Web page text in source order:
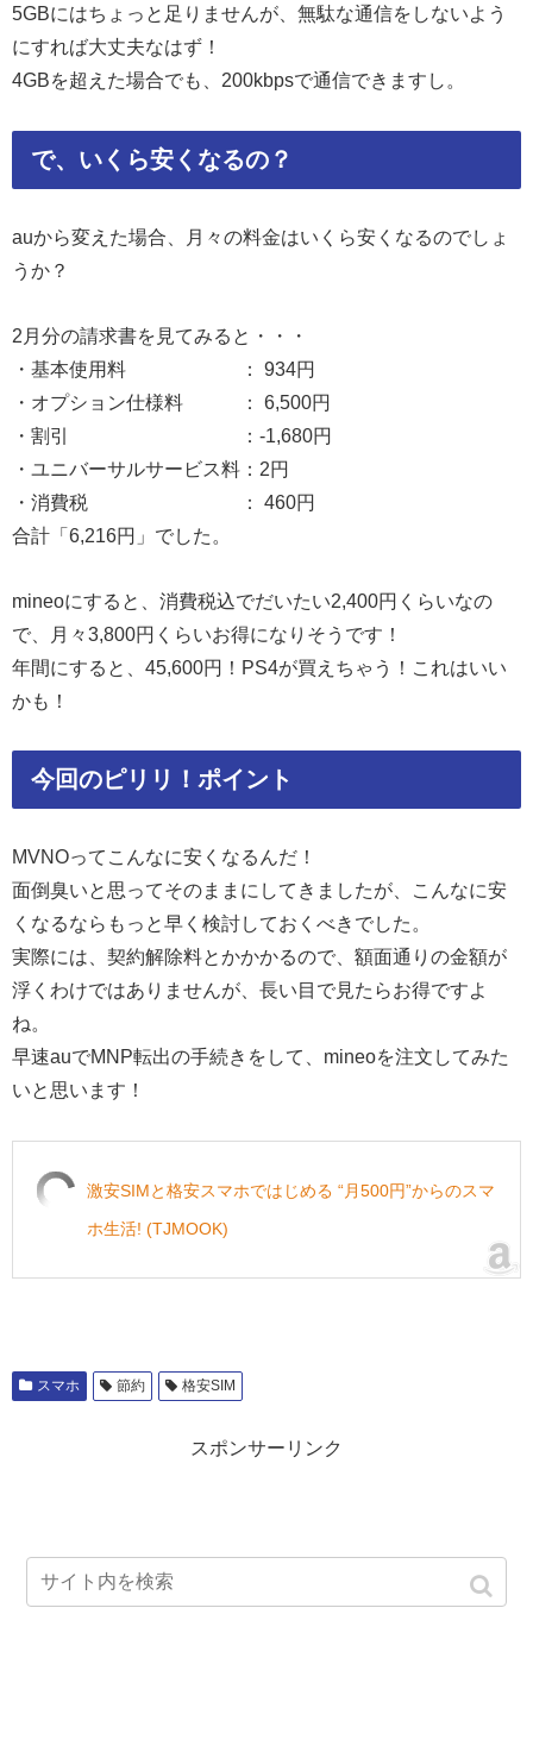
5GBにはちょっと足りませんが、無駄な通信をしないよう
にすれば大丈夫なはず！
4GBを超えた場合でも、200kbpsで通信できますし。
で、いくら安くなるの？
auから変えた場合、月々の料金はいくら安くなるのでしょ
うか？
2月分の請求書を見てみると・・・
・基本使用料 ： 934円
・オプション仕様料 ： 6,500円
・割引 ：-1,680円
・ユニバーサルサービス料：2円
・消費税 ： 460円
合計「6,216円」でした。
mineoにすると、消費税込でだいたい2,400円くらいなの
で、月々3,800円くらいお得になりそうです！
年間にすると、45,600円！PS4が買えちゃう！これはいい
かも！
今回のピリリ！ポイント
MVNOってこんなに安くなるんだ！
面倒臭いと思ってそのままにしてきましたが、こんなに安
くなるならもっと早く検討しておくべきでした。
実際には、契約解除料とかかかるので、額面通りの金額が
浮くわけではありませんが、長い目で見たらお得ですよ
ね。
早速auでMNP転出の手続きをして、mineoを注文してみた
いと思います！
激安SIMと格安スマホではじめる “月500円”からのスマ
ホ生活! (TJMOOK)
スマホ 節約 格安SIM
スポンサーリンク